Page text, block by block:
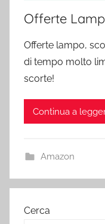
Offerte
Offerte lampo,
di tempo molto
scorte!
Continua a
Amazon
Cerca